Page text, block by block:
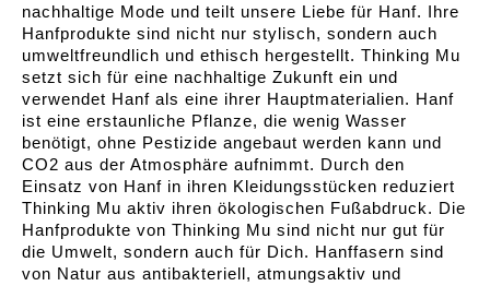
nachhaltige Mode und teilt unsere Liebe für Hanf. Ihre
Hanfprodukte sind nicht nur stylisch, sondern auch
umweltfreundlich und ethisch hergestellt. Thinking Mu
setzt sich für eine nachhaltige Zukunft ein und
verwendet Hanf als eine ihrer Hauptmaterialien. Hanf
ist eine erstaunliche Pflanze, die wenig Wasser
benötigt, ohne Pestizide angebaut werden kann und
CO2 aus der Atmosphäre aufnimmt. Durch den
Einsatz von Hanf in ihren Kleidungsstücken reduziert
Thinking Mu aktiv ihren ökologischen Fußabdruck. Die
Hanfprodukte von Thinking Mu sind nicht nur gut für
die Umwelt, sondern auch für Dich. Hanffasern sind
von Natur aus antibakteriell, atmungsaktiv und